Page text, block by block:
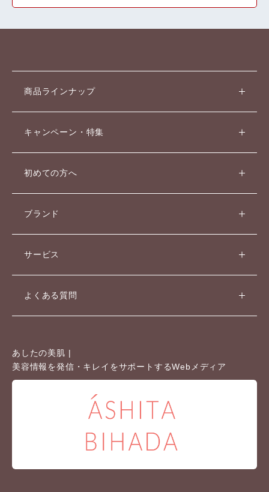
商品ラインナップ
キャンペーン・特集
初めての方へ
ブランド
サービス
よくある質問
あしたの美肌 |
美容情報を発信・キレイをサポートするWebメディア